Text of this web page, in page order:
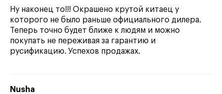
Ну наконец то!!! Окрашено крутой китаец у
которого не было раньше официального дилера.
Теперь точно будет ближе к людям и можно
покупать не переживая за гарантию и
русификацию. Успехов продажах.
Nusha